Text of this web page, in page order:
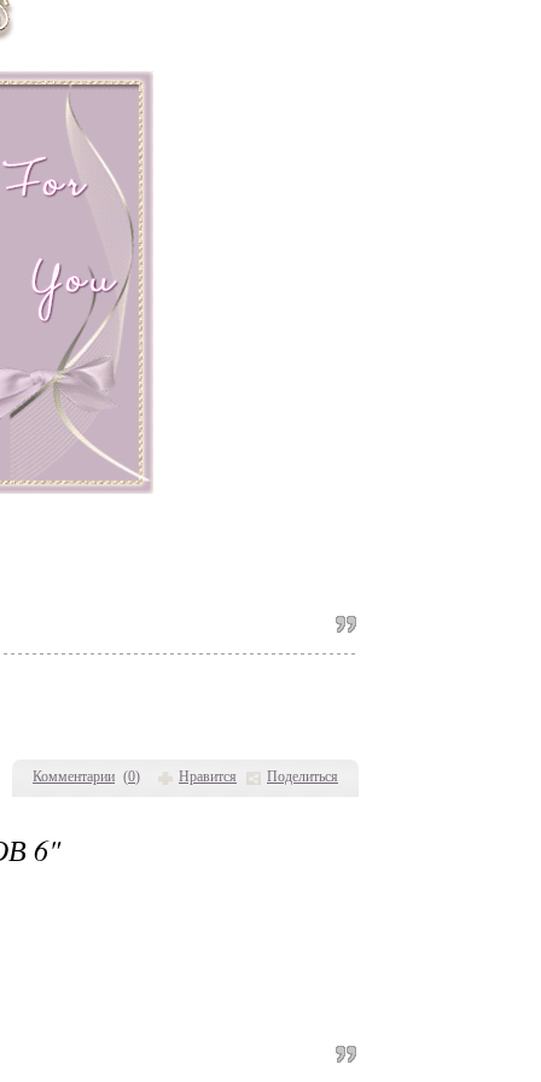
Комментарии (0) Нравится Поделиться
6"